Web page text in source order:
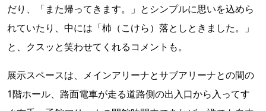
だり、「また帰ってきます。」とシンプルに思いを込めら
れていたり、中には「杮（こけら）落としときました。」
と、クスッと笑わせてくれるコメントも。
展示スペースは、メインアリーナとサブアリーナとの間の
1階ホール、路面電車が走る道路側の出入口から入ってす